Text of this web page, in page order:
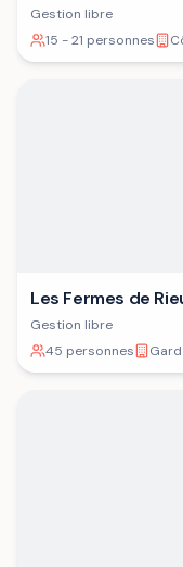
verdoyant - Plage
Gestion libre
15 - 21 personnes
Les Fermes de
Gestion libre
45 personnes
Gard